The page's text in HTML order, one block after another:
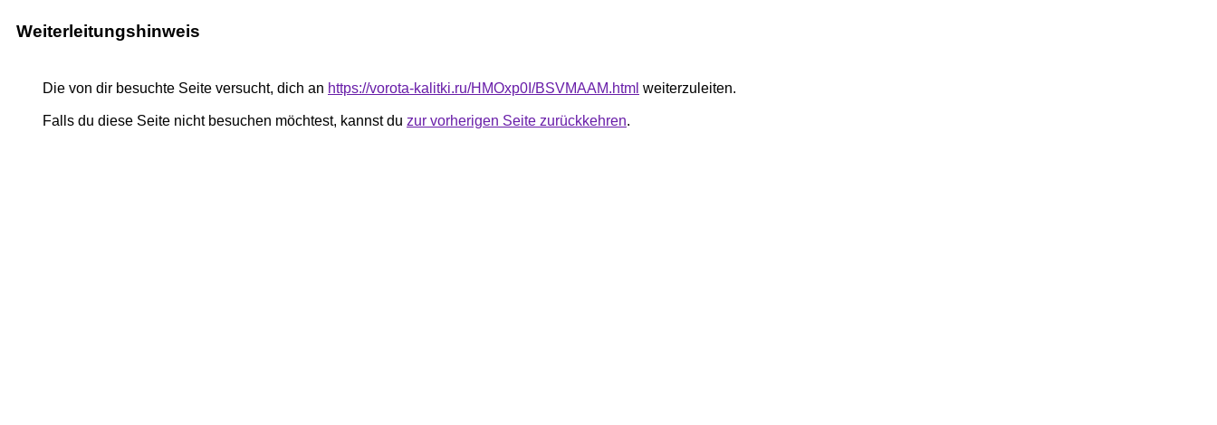
Weiterleitungshinweis
Die von dir besuchte Seite versucht, dich an https://vorota-kalitki.ru/HMOxp0I/BSVMAAM.html weiterzuleiten.
Falls du diese Seite nicht besuchen möchtest, kannst du zur vorherigen Seite zurückkehren.